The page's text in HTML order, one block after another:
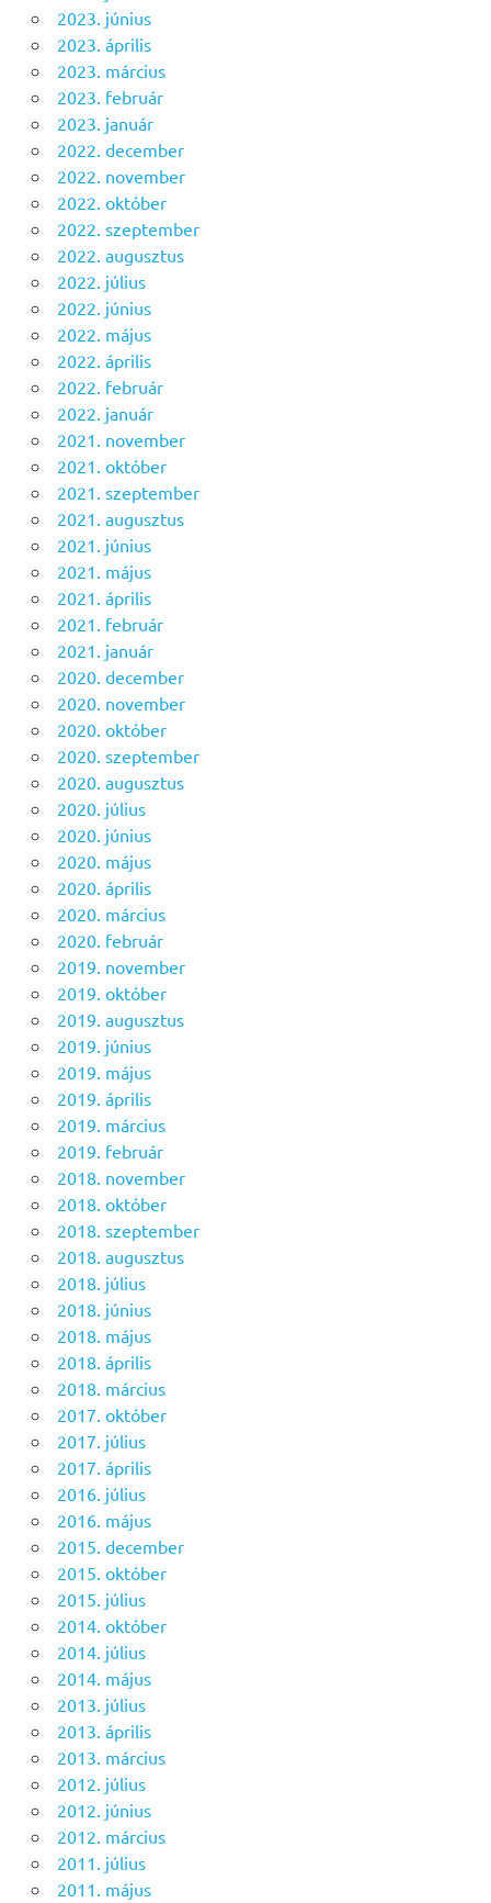
2023. június
2023. április
2023. március
2023. február
2023. január
2022. december
2022. november
2022. október
2022. szeptember
2022. augusztus
2022. július
2022. június
2022. május
2022. április
2022. február
2022. január
2021. november
2021. október
2021. szeptember
2021. augusztus
2021. június
2021. május
2021. április
2021. február
2021. január
2020. december
2020. november
2020. október
2020. szeptember
2020. augusztus
2020. július
2020. június
2020. május
2020. április
2020. március
2020. február
2019. november
2019. október
2019. augusztus
2019. június
2019. május
2019. április
2019. március
2019. február
2018. november
2018. október
2018. szeptember
2018. augusztus
2018. július
2018. június
2018. május
2018. április
2018. március
2017. október
2017. július
2017. április
2016. július
2016. május
2015. december
2015. október
2015. július
2014. október
2014. július
2014. május
2013. július
2013. április
2013. március
2012. július
2012. június
2012. március
2011. július
2011. május